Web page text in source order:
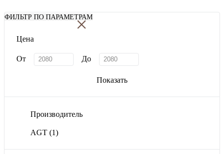
ФИЛЬТР ПО ПАРАМЕТРАМ
×
Цена
От До
Показать
Производитель
AGT (1)